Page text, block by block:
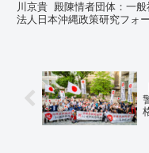
陳情
川京貴 殿陳情者団体：一般
法人日本沖縄政策研究フォ
ィア誤報の放置および行政の
為に対する責任追及と再発